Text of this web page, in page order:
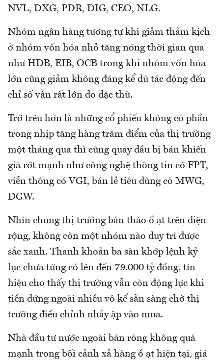
NVL, DXG, PDR, DIG, CEO, NLG.
Nhóm ngân hàng tương tự khi giảm thảm kịch
ở nhóm vốn hóa nhỏ tăng nóng thời gian qua
như HDB, EIB, OCB trong khi nhóm vốn hóa
lớn cũng giảm không đáng kể dù tác động đến
chỉ số vẫn rất lớn do đặc thù.
Trớ trêu hơn là những cổ phiếu không có phần
trong nhịp tăng hàng trăm điểm của thị trường
một tháng qua thì cũng quay đầu bị bán khiến
giá rớt mạnh như công nghệ thông tin có FPT,
viễn thông có VGI, bán lẻ tiêu dùng có MWG,
DGW.
Nhìn chung thị trường bán tháo ồ ạt trên diện
rộng, không còn một nhóm nào duy trì được
sắc xanh. Thanh khoản ba sàn khớp lệnh kỷ
lục chưa từng có lên đến 79.000 tỷ đồng, tín
hiệu cho thấy thị trường vẫn còn động lực khi
tiền đứng ngoài nhiều vô kể sẵn sàng chờ thị
trường điều chỉnh nhảy ập vào mua.
Nhà đầu tư nước ngoài bán ròng không quá
mạnh trong bối cảnh xả hàng ồ ạt hiện tại, giá